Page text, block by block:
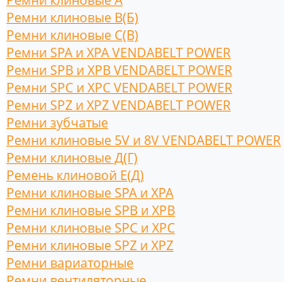
Ремни клиновые В(Б)
Ремни клиновые С(B)
Ремни SPA и XPA VENDABELT POWER
Ремни SPB и XPB VENDABELT POWER
Ремни SPC и XPC VENDABELT POWER
Ремни SPZ и XPZ VENDABELT POWER
Ремни зубчатые
Ремни клиновые 5V и 8V VENDABELT POWER
Ремни клиновые Д(Г)
Ремень клиновой Е(Д)
Ремни клиновые SPA и XPA
Ремни клиновые SPB и XPB
Ремни клиновые SPC и XPC
Ремни клиновые SPZ и XPZ
Ремни вариаторные